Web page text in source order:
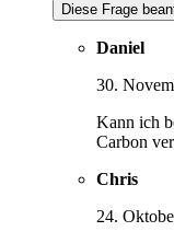
Diese Frage
Daniel
30.
Kann ich
Carbon
Chris
24.